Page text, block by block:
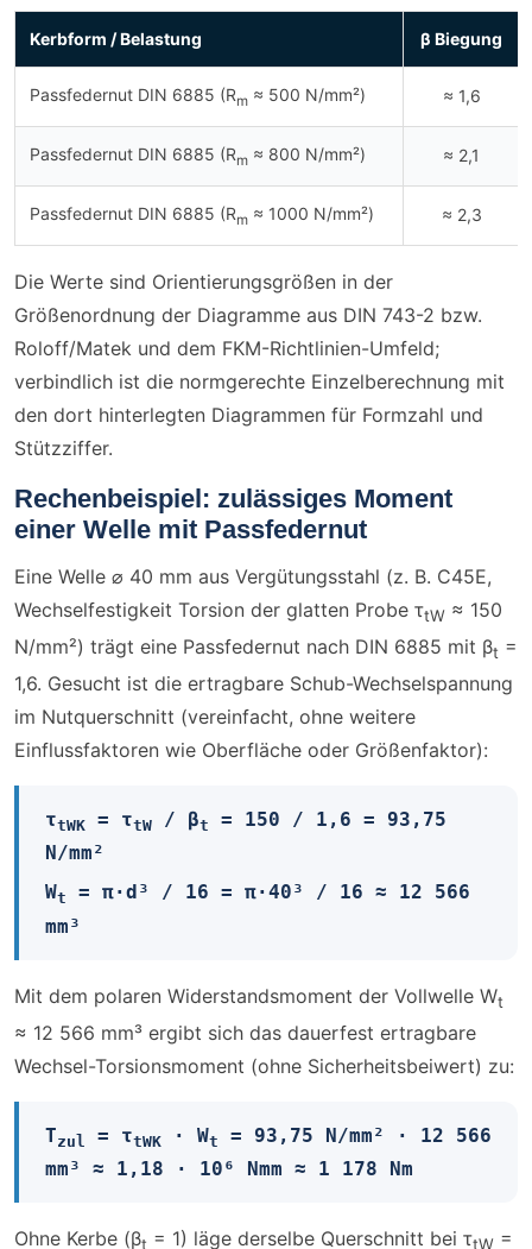
Kerbform / Belastung β Biegung
Passfedernut DIN 6885 (R​m ≈ 500 N/mm²) ≈ 1,6
Passfedernut DIN 6885 (R​m ≈ 800 N/mm²) ≈ 2,1
Passfedernut DIN 6885 (R​m ≈ 1000 N/mm²) ≈ 2,3
Die Werte sind Orientierungsgrößen in der
Größenordnung der Diagramme aus DIN 743-2 bzw.
Roloff/Matek und dem FKM-Richtlinien-Umfeld;
verbindlich ist die normgerechte Einzelberechnung mit
den dort hinterlegten Diagrammen für Formzahl und
Stützziffer.
Rechenbeispiel: zulässiges Moment
einer Welle mit Passfedernut
Eine Welle ⌀ 40 mm aus Vergütungsstahl (z. B. C45E,
Wechselfestigkeit Torsion der glatten Probe τ​tW ≈ 150
N/mm²) trägt eine Passfedernut nach DIN 6885 mit β​t =
1,6. Gesucht ist die ertragbare Schub-Wechselspannung
im Nutquerschnitt (vereinfacht, ohne weitere
Einflussfaktoren wie Oberfläche oder Größenfaktor):
τ​tWK = τ​tW / β​t
= 150 / 1,6 = 93,75
N/mm²
W​t
= π·d³ / 16 = π·40³ / 16 ≈ 12 566
mm³
Mit dem polaren Widerstandsmoment der Vollwelle W​t
≈ 12 566 mm³ ergibt sich das dauerfest ertragbare
Wechsel-Torsionsmoment (ohne Sicherheitsbeiwert) zu:
T​zul = τ​tWK · W​t
= 93,75 N/mm² · 12 566
mm³ ≈ 1,18 · 10⁶ Nmm ≈ 1 178 Nm
Ohne Kerbe (β​t = 1) läge derselbe Querschnitt bei τ​tW =